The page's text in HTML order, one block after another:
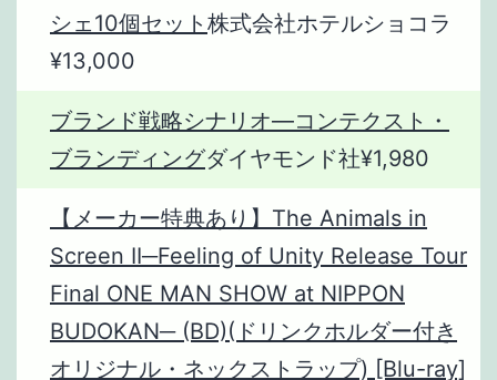
シェ10個セット 株式会社ホテルショコラ
¥13,000
ブランド戦略シナリオ―コンテクスト・
ブランディングダイヤモンド社¥1,980
【メーカー特典あり】The Animals in
Screen II─Feeling of Unity Release Tour
Final ONE MAN SHOW at NIPPON
BUDOKAN─ (BD)(ドリンクホルダー付き
オリジナル・ネックストラップ) [Blu-ray]